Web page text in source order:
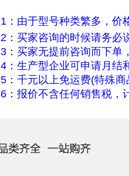
1：由于型号种类繁多，价
2：买家咨询的时候请务必
3：买家无提前咨询而下单
4：生产型企业可申请月结
5：千元以上免运费(特殊
6：报价不含任何销售税，